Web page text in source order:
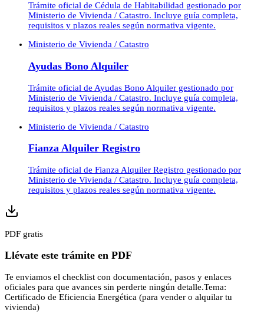
Trámite oficial de Cédula de Habitabilidad gestionado por
Ministerio de Vivienda / Catastro. Incluye guía completa,
requisitos y plazos reales según normativa vigente.
Ministerio de Vivienda / Catastro
Ayudas Bono Alquiler
Trámite oficial de Ayudas Bono Alquiler gestionado por
Ministerio de Vivienda / Catastro. Incluye guía completa,
requisitos y plazos reales según normativa vigente.
Ministerio de Vivienda / Catastro
Fianza Alquiler Registro
Trámite oficial de Fianza Alquiler Registro gestionado por
Ministerio de Vivienda / Catastro. Incluye guía completa,
requisitos y plazos reales según normativa vigente.
PDF gratis
Llévate este trámite en PDF
Te enviamos el checklist con documentación, pasos y enlaces
oficiales para que avances sin perderte ningún detalle.Tema:
Certificado de Eficiencia Energética (para vender o alquilar tu
vivienda)